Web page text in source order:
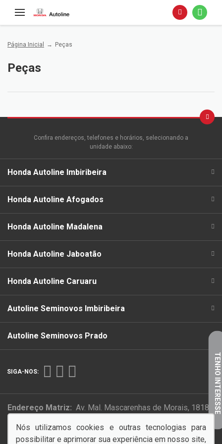
Página Inicial Peças
Peças
Confira endereços, telefones e horários, selecionando a
unidade abaixo:
Honda Autoline Imbiribeira
Honda Autoline Afogados
Honda Autoline Madalena
Honda Autoline Jaboatão
Honda Autoline Caruaru
Autoline Seminovos Imbiribeira
Autoline Seminovos Prado
SIGA-NOS:
Endereço Matriz: Av. Mal. Mascarenhas de Morais, 1818 -
Nós utilizamos cookies e outras tecnologias para
possibilitar e aprimorar sua experiência em nosso site,
TENHO INTERESSE